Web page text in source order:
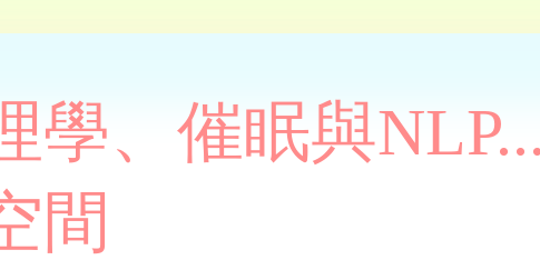
學、催眠與
間